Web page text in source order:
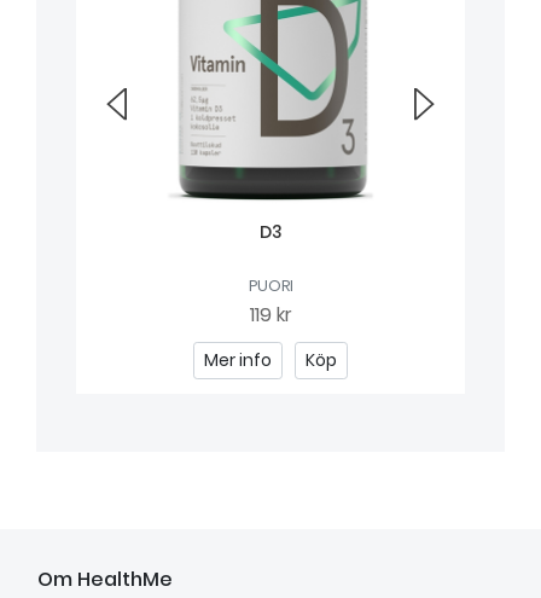
D3
PUORI
119 kr
Mer info Köp
Om HealthMe